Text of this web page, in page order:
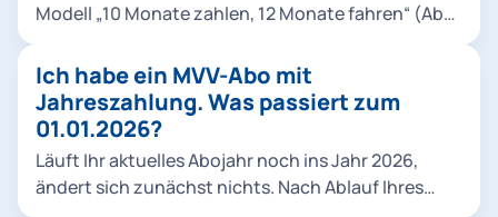
Modell „10 Monate zahlen, 12 Monate fahren“ (Abo,
einem festen monatlichen Rabatt. Einen Vergleich
der beiden Rabattmodelle alt/neu finden Sie hier.
Der Vorteil: Sie sehen den Rabatt sofort und zahlen
Neukund*innen gilt eine Mindestlaufzeit von 3
Monaten, in der keine Kündigung möglich ist.
Ich habe ein MVV-Abo mit
Jahreszahlung. Was passiert zum
01.01.2026?
Läuft Ihr aktuelles Abojahr noch ins Jahr 2026,
ändert sich zunächst nichts. Nach Ablauf Ihres